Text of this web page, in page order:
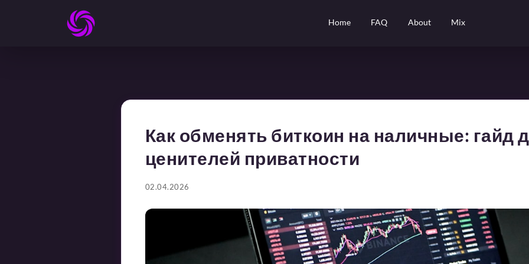
Home FAQ About Mix
Как обменять биткоин на наличные: гайд
ценителей приватности
02.04.2026